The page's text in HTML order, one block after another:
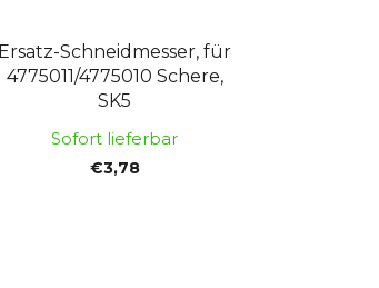
Ersatz-Schneidmesser, für
4775011/4775010 Schere,
SK5
Sofort lieferbar
€3,78